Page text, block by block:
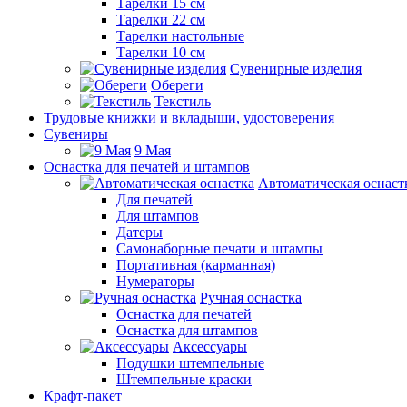
Тарелки 15 см
Тарелки 22 см
Тарелки настольные
Тарелки 10 см
Сувенирные изделия
Обереги
Текстиль
Трудовые книжки и вкладыши, удостоверения
Сувениры
9 Мая
Оснастка для печатей и штампов
Автоматическая
Для печатей
Для штампов
Датеры
Самонаборные печати и штампы
Портативная (карманная)
Нумераторы
Ручная оснастка
Оснастка для печатей
Оснастка для штампов
Аксессуары
Подушки штемпельные
Штемпельные краски
Крафт-пакет